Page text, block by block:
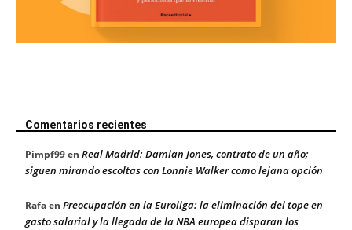
Comentarios recientes
Pimpf99en Real Madrid: Damian Jones, contrato de un año;
siguen mirando escoltas con Lonnie Walker como lejana opción
Rafaen Preocupación en la Euroliga: la eliminación del tope en
gasto salarial y la llegada de la NBA europea disparan los